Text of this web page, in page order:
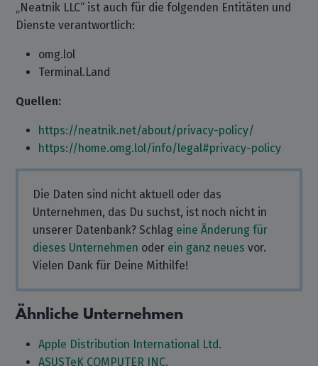
„Neatnik LLC“ ist auch für die folgenden Entitäten und
Dienste verantwortlich:
omg.lol
Terminal.Land
Quellen:
https://neatnik.net/about/privacy-policy/
https://home.omg.lol/info/legal#privacy-policy
Die Daten sind nicht aktuell oder das
Unternehmen, das Du suchst, ist noch nicht in
unserer Datenbank? Schlag eine Änderung für
dieses Unternehmen oder ein ganz neues vor.
Vielen Dank für Deine Mithilfe!
Ähnliche Unternehmen
Apple Distribution International Ltd.
ASUSTeK COMPUTER INC.